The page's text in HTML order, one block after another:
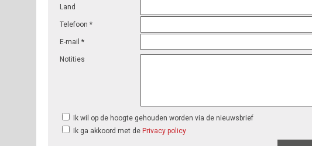
Land
Telefoon *
E-mail *
Notities
Ik wil op de hoogte gehouden worden via de nieuwsbrief
Ik ga akkoord met de Privacy policy